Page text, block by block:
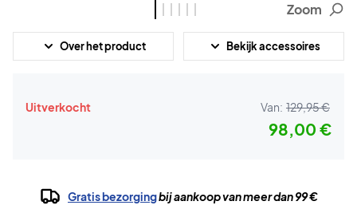
Zoom
Over het product Bekijk accessoires
Uitverkocht Van: 129,95 €
98,00 €
Gratis bezorgingbij aankoop van meer dan 99 €